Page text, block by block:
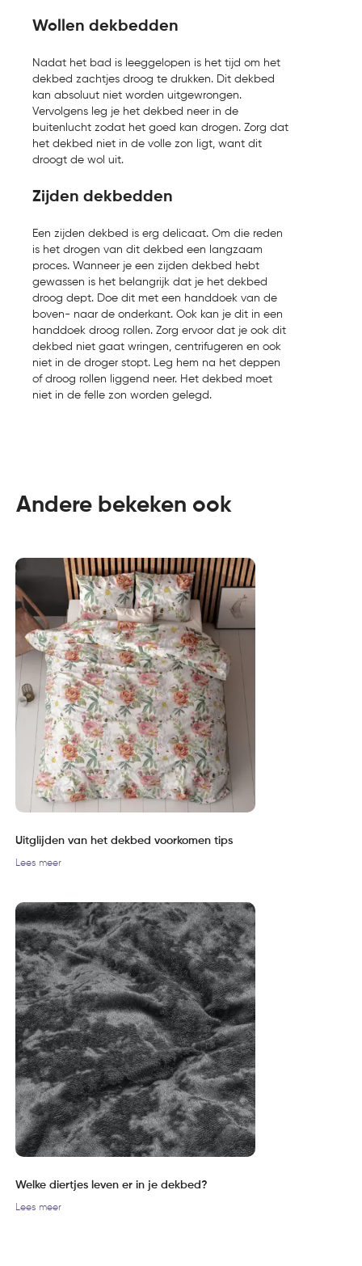
Wollen dekbedden
Nadat het bad is leeggelopen is het tijd om het
dekbed zachtjes droog te drukken. Dit dekbed
kan absoluut niet worden uitgewrongen.
Vervolgens leg je het dekbed neer in de
buitenlucht zodat het goed kan drogen. Zorg dat
het dekbed niet in de volle zon ligt, want dit
droogt de wol uit.
Zijden dekbedden
Een zijden dekbed is erg delicaat. Om die reden
is het drogen van dit dekbed een langzaam
proces. Wanneer je een zijden dekbed hebt
gewassen is het belangrijk dat je het dekbed
droog dept. Doe dit met een handdoek van de
boven- naar de onderkant. Ook kan je dit in een
handdoek droog rollen. Zorg ervoor dat je ook dit
dekbed niet gaat wringen, centrifugeren en ook
niet in de droger stopt. Leg hem na het deppen
of droog rollen liggend neer. Het dekbed moet
niet in de felle zon worden gelegd.
Andere bekeken ook
Uitglijden van het dekbed voorkomen tips
Lees meer
Welke diertjes leven er in je dekbed?
Lees meer